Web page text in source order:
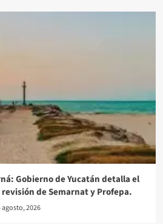
Gobierno de Yucatán detalla el
de Semarnat y Profepa.
agosto, 2026